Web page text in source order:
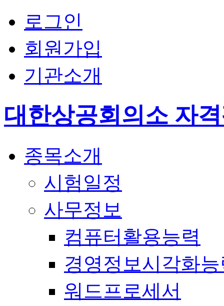
로그인
회원가입
기관소개
대한상공회의소 자
종목소개
시험일정
사무정보
컴퓨터활용능력
경영정보시각화
워드프로세서